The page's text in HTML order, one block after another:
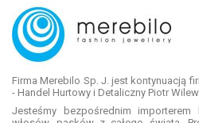
Firma Merebilo Sp. J. jest kontynuacją
- Handel Hurtowy i Detaliczny Piotr
Jesteśmy bezpośrednim